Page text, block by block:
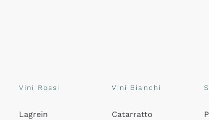
Vini Rossi
Lagrein
Vini Bianchi
Catarratto